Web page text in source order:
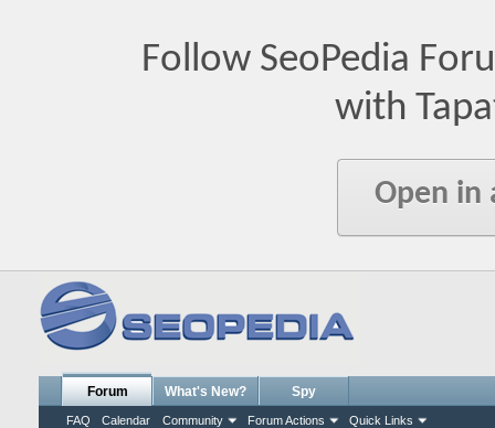
Follow SeoPedia
with
Open in
Forum
FAQ Calendar Community Forum Actions Quick Links
What's New? Spy